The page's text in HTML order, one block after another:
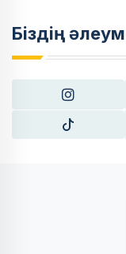
Біздің